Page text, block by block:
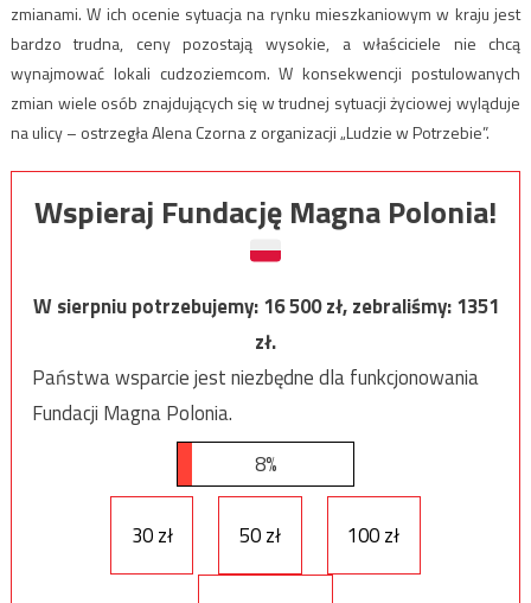
zmianami. W ich ocenie sytuacja na rynku mieszkaniowym w kraju jest
bardzo trudna, ceny pozostają wysokie, a właściciele nie chcą
wynajmować lokali cudzoziemcom. W konsekwencji postulowanych
zmian wiele osób znajdujących się w trudnej sytuacji życiowej wyląduje
na ulicy – ostrzegła Alena Czorna z organizacji „Ludzie w Potrzebie”.
Wspieraj Fundację Magna Polonia!
W sierpniu potrzebujemy:16 500zł, zebraliśmy:1351
zł.
Państwa wsparcie jest niezbędne dla funkcjonowania
Fundacji Magna Polonia.
8%
30 zł 50 zł 100 zł